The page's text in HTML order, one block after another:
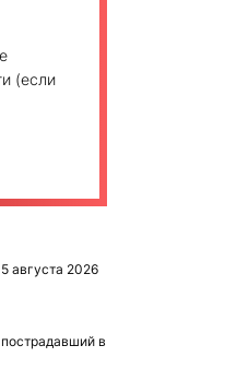
(если
августа 2026
в